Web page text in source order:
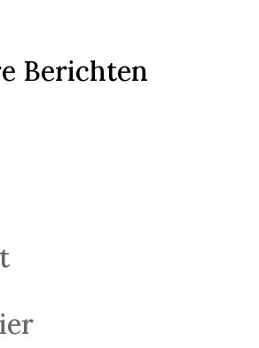
Berichten